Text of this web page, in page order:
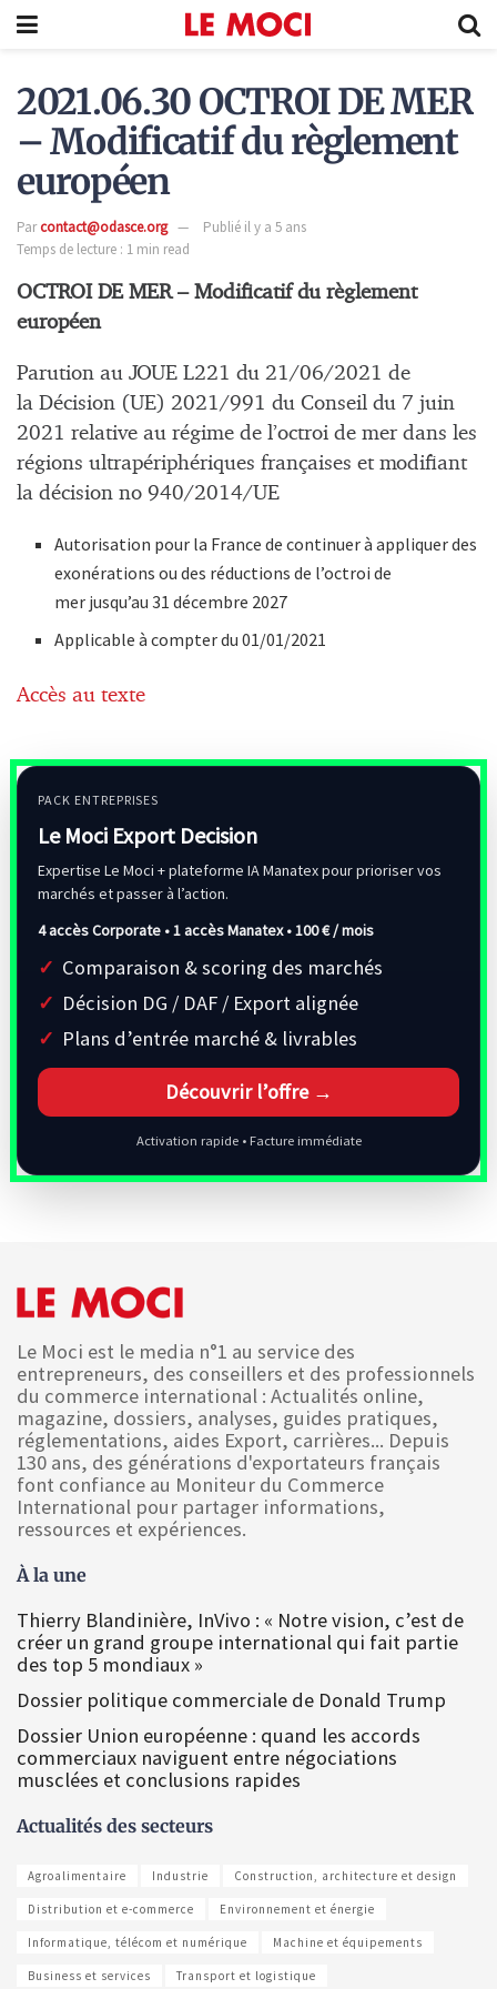
2021.06.30 OCTROI DE MER
– Modificatif du règlement
européen
Parcontact@odasce.org
Publié il y a 5 ans
Temps de lecture : 1 min read
OCTROI DE MER – Modificatif du règlement
européen
Parution au JOUE L221 du 21/06/2021 de
la Décision (UE) 2021/991 du Conseil du 7 juin
2021 relative au régime de l’octroi de mer dans les
régions ultrapériphériques françaises et modifiant
la décision no 940/2014/UE
Autorisation pour la France de continuer à appliquer des
exonérations ou des réductions de l’octroi de
mer jusqu’au 31 décembre 2027
Applicable à compter du 01/01/2021
Accès au texte
PACK ENTREPRISES
Le Moci Export Decision
Expertise Le Moci + plateforme IA Manatex pour prioriser vos
marchés et passer à l’action.
4 accès Corporate • 1 accès Manatex •100 € / mois
Comparaison & scoring des marchés
Décision DG / DAF / Export alignée
Plans d’entrée marché & livrables
Découvrir l’offre →
Activation rapide • Facture immédiate
Le Moci est le media n°1 au service des
entrepreneurs, des conseillers et des professionnels
du commerce international : Actualités online,
magazine, dossiers, analyses, guides pratiques,
réglementations, aides Export, carrières... Depuis
130 ans, des générations d'exportateurs français
font confiance au Moniteur du Commerce
International pour partager informations,
ressources et expériences.
À la une
Thierry Blandinière, InVivo : « Notre vision, c’est de
créer un grand groupe international qui fait partie
des top 5 mondiaux »
Dossier politique commerciale de Donald Trump
Dossier Union européenne : quand les accords
commerciaux naviguent entre négociations
musclées et conclusions rapides
Actualités des secteurs
Agroalimentaire Industrie Construction, architecture et design
Distribution et e-commerce Environnement et énergie
Informatique, télécom et numérique Machine et équipements
Business et services Transport et logistique